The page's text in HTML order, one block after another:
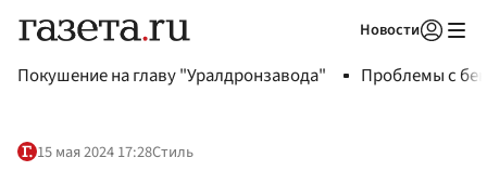
Новости
Покушение на главу "Уралдронзавода" Проблемы с
15 мая 2024 17:28Стиль